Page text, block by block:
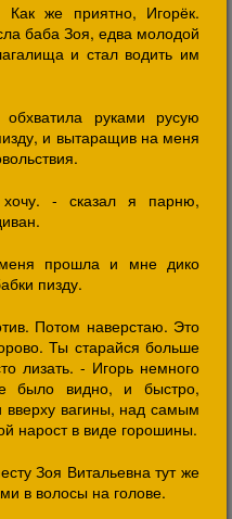
же приятно, Игорёк.
баба Зоя, едва молодой
и стал водить им
руками русую
и вытаращив на меня
- сказал я парню,
меня прошла и мне дико
пизду.
Потом наверстаю. Это
Ты старайся больше
лизать. - Игорь немного
было видно, и быстро,
вверху вагины, над самым
нарост в виде горошины.
Зоя Витальевна тут же
в волосы на голове.